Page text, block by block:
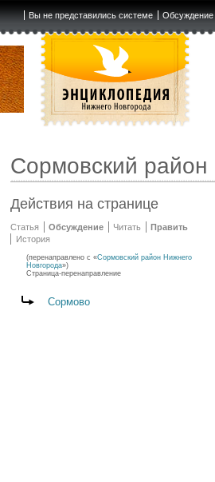
Вы не представились системе Обсуждение
Сормовский район
Действия на странице
Статья Обсуждение Читать
Править
История
(перенаправлено с «Сормовский район Нижнего
Новгорода»)
Страница-перенаправление
Перенаправление на:
Сормово